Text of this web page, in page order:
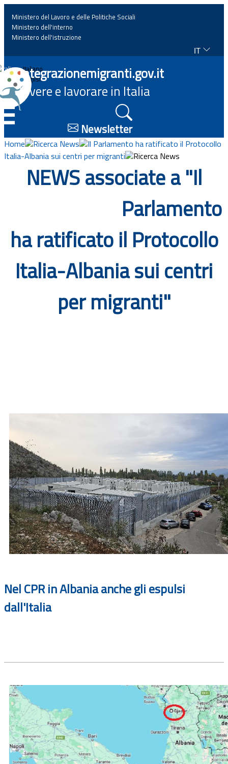
Home
News
Approfondimenti
Eventi
Normativa
Documenti
Bandi
Ministero del Lavoro e delle Politiche Sociali
Ministero dell'interno
Ministero dell'istruzione
IT
Italiano
English
Integrazionemigranti.gov.it
Vivere e lavorare in Italia
Newsletter
Home Ricerca News
Il Parlamento ha ratificato il Protocollo
Italia-Albania sui centri per migranti
Ricerca News
NEWS associate a "Il
Parlamento
ha ratificato il Protocollo
Italia-Albania sui centri
per migranti"
Nel CPR in Albania anche gli espulsi
dall'Italia